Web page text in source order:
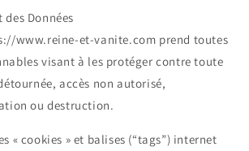
Données
www.reine-et-vanite.com prend toutes
visant à les protéger contre toute
accès non autorisé,
ou destruction.
« cookies » et balises (“tags”) internet